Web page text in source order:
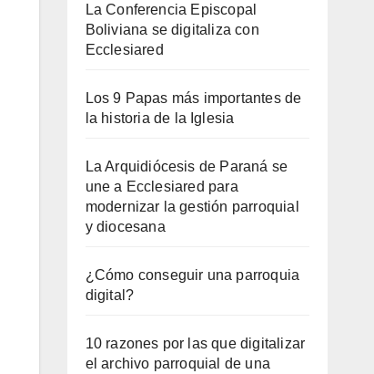
La Conferencia Episcopal
Boliviana se digitaliza con
Ecclesiared
Los 9 Papas más importantes de
la historia de la Iglesia
La Arquidiócesis de Paraná se
une a Ecclesiared para
modernizar la gestión parroquial
y diocesana
¿Cómo conseguir una parroquia
digital?
10 razones por las que digitalizar
el archivo parroquial de una